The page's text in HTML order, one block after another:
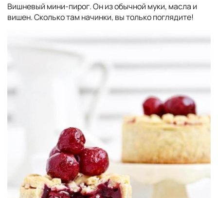
Вишневый мини-пирог. Он из обычной муки, масла и
вишен. Сколько там начинки, вы только поглядите!